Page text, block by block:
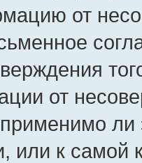
от
от
ли
или к самой